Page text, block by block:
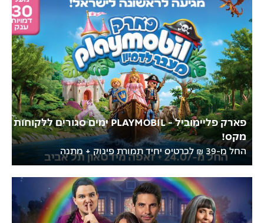
פארק פליימוביל - PLAYMOBIL ימים סגורים ללקוחות
מקס!
החל מ-39 ₪ לכרטיס יחיד תמורת פינוק + מתנה